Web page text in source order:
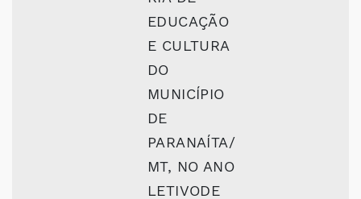
EDUCAÇÃO
E CULTURA
DO
MUNICÍPIO
DE
PARANAÍTA/
MT, NO ANO
LETIVODE